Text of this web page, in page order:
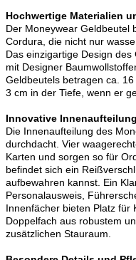
Hochwertige Materialien
Der Moneywear Geldbeutel
Cordura, die nicht nur
Das einzigartige Design
mit Designer
Geldbeutels betragen ca.
3 cm in der Tiefe, wenn er
Innovative Innenaufteilung
Die Innenaufteilung des
durchdacht. Vier
Karten und sorgen so für
befindet sich ein
aufbewahren kannst. Ein
Personalausweis,
Innenfächer bieten Platz für
Doppelfach aus robustem
zusätzlichen Stauraum.